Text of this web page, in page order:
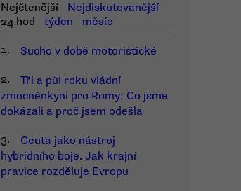
Nejčtenější
Nejdiskutovanější
24 hod
týden
měsíc
1.
Sucho v době motoristické
2.
Tři a půl roku vládní
zmocněnkyní pro Romy: Co jsme
dokázali a proč jsem odešla
3.
Ceuta jako nástroj
hybridního boje. Jak krajní
pravice rozděluje Evropu